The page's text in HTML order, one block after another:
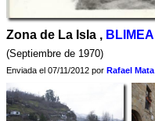
Zona de La Isla , BLIMEA
(Septiembre de 1970)
Enviada el 07/11/2012 por Rafael Mata